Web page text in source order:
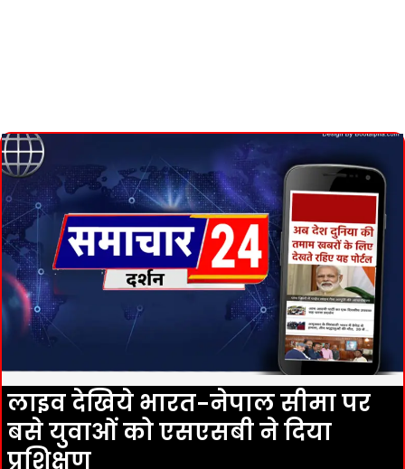
लाइव देखिये भारत-नेपाल सीमा पर
बसे युवाओं को एसएसबी ने दिया
प्रशिक्षण